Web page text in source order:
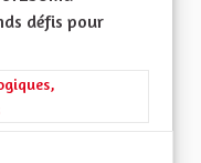
défis pour
Les transitions